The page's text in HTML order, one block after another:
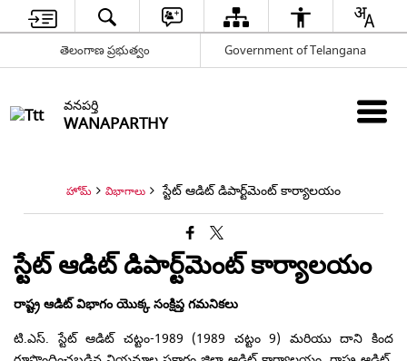
తెలంగాణ ప్రభుత్వం Government of Telangana
వనపర్తి
WANAPARTHY
హోమ్ విభాగాలు స్టేట్ ఆడిట్ డిపార్ట్‌మెంట్ కార్యాలయం
స్టేట్ ఆడిట్ డిపార్ట్‌మెంట్ కార్యాలయం
రాష్ట్ర ఆడిట్ విభాగం యొక్క సంక్షిప్త గమనికలు
టి.ఎస్. స్టేట్ ఆడిట్ చట్టం-1989 (1989 చట్టం 9) మరియు దాని కింద